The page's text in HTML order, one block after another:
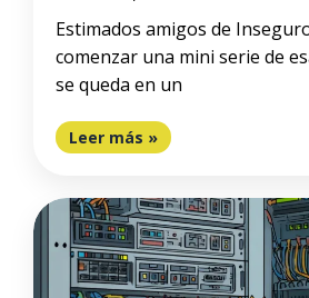
Estimados amigos de
comenzar una mini serie de
se queda en un
Leer más »